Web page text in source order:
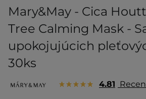
Mary&May - Cica
Tree Calming Mask -
upokojujúcich
30ks
4.81